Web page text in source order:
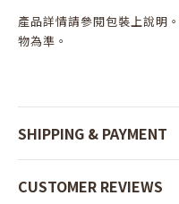
產品詳情請參閱包裝上說明
物為準。
SHIPPING & PAYMENT
CUSTOMER REVIEWS